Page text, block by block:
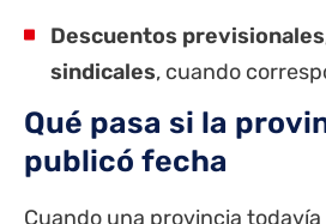
Descuentos
sindicales, cuando
Qué pasa si la
publicó fecha
Cuando una provincia